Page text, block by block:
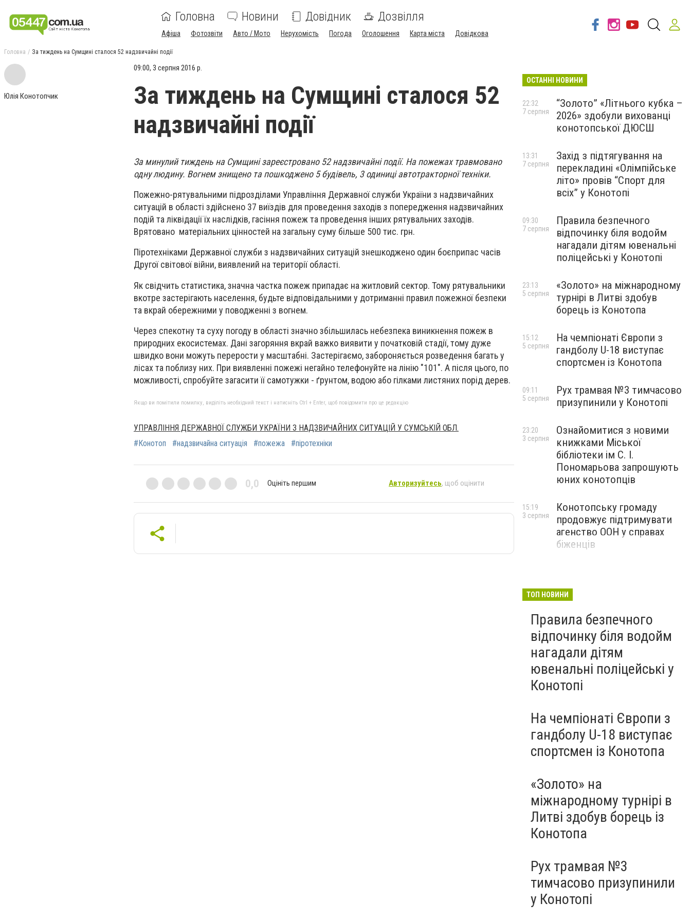
Головна Новини Довідник Дозвілля
Афіша Фотозвіти Авто / Мото Нерухомість Погода Оголошення Карта міста Довідкова
Головна За тиждень на Сумщині сталося 52 надзвичайні події
Юлія Конотопчик
09:00, 3 серпня 2016 р.
За тиждень на Сумщині сталося 52
надзвичайні події
За минулий тиждень на Сумщині зареєстровано 52 надзвичайні події. На пожежах травмовано
одну людину. Вогнем знищено та пошкоджено 5 будівель, 3 одиниці автотракторної техніки.
Пожежно-рятувальними підрозділами Управління Державної служби України з надзвичайних
ситуацій в області здійснено 37 виїздів для проведення заходів з попередження надзвичайних
подій та ліквідації їх наслідків, гасіння пожеж та проведення інших рятувальних заходів.
Врятовано матеріальних цінностей на загальну суму більше 500 тис. грн.
Піротехніками Державної служби з надзвичайних ситуацій знешкоджено один боєприпас часів
Другої світової війни, виявлений на території області.
Як свідчить статистика, значна частка пожеж припадає на житловий сектор. Тому рятувальники
вкотре застерігають населення, будьте відповідальними у дотриманні правил пожежної безпеки
та вкрай обережними у поводженні з вогнем.
Через спекотну та суху погоду в області значно збільшилась небезпека виникнення пожеж в
природних екосистемах. Дані загоряння вкрай важко виявити у початковій стадії, тому дуже
швидко вони можуть перерости у масштабні. Застерігаємо, забороняється розведення багать у
лісах та поблизу них. При виявленні пожежі негайно телефонуйте на лінію "101". А після цього, по
можливості, спробуйте загасити її самотужки - ґрунтом, водою або гілками листяних порід дерев.
Якщо ви помітили помилку, виділіть необхідний текст і натисніть Ctrl + Enter, щоб повідомити про це редакцію
УПРАВЛІННЯ ДЕРЖАВНОЇ СЛУЖБИ УКРАЇНИ З НАДЗВИЧАЙНИХ СИТУАЦІЙ У СУМСЬКІЙ ОБЛ.
#Конотоп
#надзвичайна ситуація #пожежа #піротехніки
0,0 Оцініть першим Авторизуйтесь, щоб оцінити
ОСТАННІ НОВИНИ
“Золото” «Літнього кубка –
2026» здобули вихованці
конотопської ДЮСШ
22:32
7 серпня
Захід з підтягування на
перекладині «Олімпійське
літо» провів “Спорт для
всіх” у Конотопі
13:31
7 серпня
Правила безпечного
відпочинку біля водойм
нагадали дітям ювенальні
поліцейські у Конотопі
09:30
7 серпня
«Золото» на міжнародному
турнірі в Литві здобув
борець із Конотопа
23:13
5 серпня
На чемпіонаті Європи з
гандболу U-18 виступає
спортсмен із Конотопа
15:12
5 серпня
Рух трамвая №3 тимчасово
призупинили у Конотопі
09:11
5 серпня
Ознайомитися з новими
книжками Міської
бібліотеки ім С. І.
Пономарьова запрошують
юних конотопців
23:20
3 серпня
Конотопську громаду
продовжує підтримувати
агенство ООН у справах
біженців
15:19
3 серпня
ТОП НОВИНИ
Правила безпечного
відпочинку біля водойм
нагадали дітям
ювенальні поліцейські у
Конотопі
На чемпіонаті Європи з
гандболу U-18 виступає
спортсмен із Конотопа
«Золото» на
міжнародному турнірі в
Литві здобув борець із
Конотопа
Рух трамвая №3
тимчасово призупинили
у Конотопі